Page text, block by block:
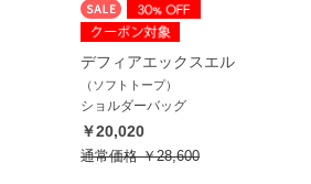
デフィアエックスエル
（ソフトトープ）
ショルダーバッグ
￥20,020
通常価格￥28,600